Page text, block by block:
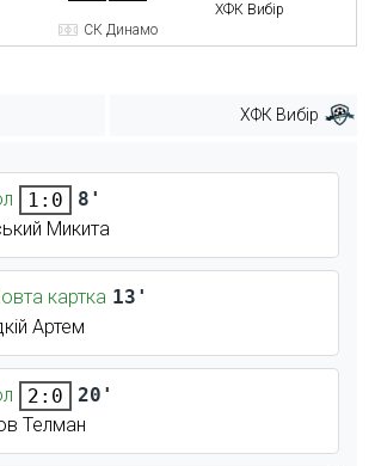
ХФК Вибір
СК Динамо
ХФК Вибір
1:0
8'
Микита
картка 13'
Артем
2:0
20'
Телман